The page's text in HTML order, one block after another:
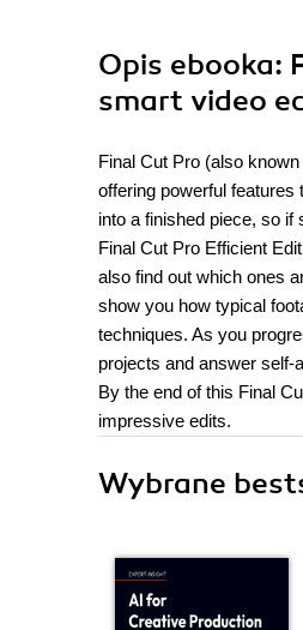
Opis ebooka:
smart video
Final Cut Pro (also
offering powerful
into a finished piece, so
Final Cut Pro Efficient
also find out which ones
show you how typical
techniques. As you
projects and answer self-
By the end of this Final
impressive edits.
Wybrane